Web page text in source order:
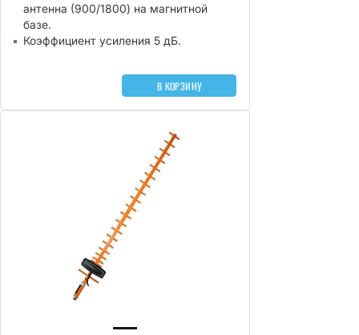
антенна (900/1800) на магнитной
базе.
Коэффициент усиления 5 дБ.
В КОРЗИНУ